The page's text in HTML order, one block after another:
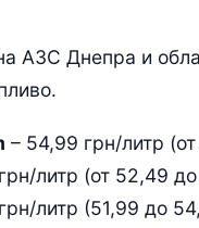
АЗС Днепра и
– 54,99 грн/литр
литр (от 52,49
литр (51,99 до